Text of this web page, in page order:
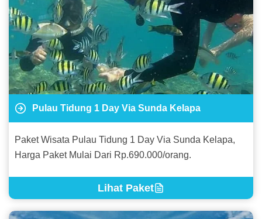
Pulau Tidung 1 Day Via Sunda Kelapa
Paket Wisata Pulau Tidung 1 Day Via Sunda Kelapa,
Harga Paket Mulai Dari Rp.690.000/orang.
Lihat Paket